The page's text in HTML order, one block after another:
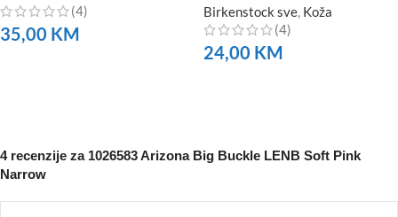
(4)
35,00 KM
Birkenstock sve, Koža
(4)
24,00 KM
4 recenzije za 1026583 Arizona Big Buckle LENB Soft Pink
Narrow